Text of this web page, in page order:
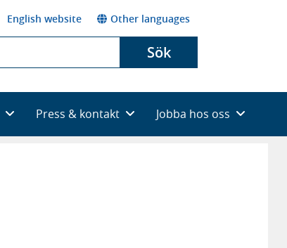
English website Other languages
Sök
Press & kontakt Jobba hos oss